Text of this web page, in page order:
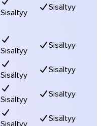
Sisältyy Sisältyy
Sisältyy Sisältyy
Sisältyy Sisältyy
Sisältyy Sisältyy
Sisältyy Sisältyy